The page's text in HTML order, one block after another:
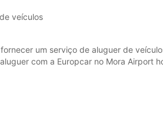
veículos
um serviço de aluguer de
com a Europcar no Mora Airport